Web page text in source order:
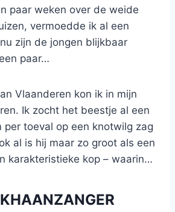
paar weken over de weide
vermoedde ik al een
zijn de jongen blijkbaar
paar…
Vlaanderen kon ik in mijn
Ik zocht het beestje al een
toeval op een knotwilg zag
al is hij maar zo groot als een
karakteristieke kop – waarin…